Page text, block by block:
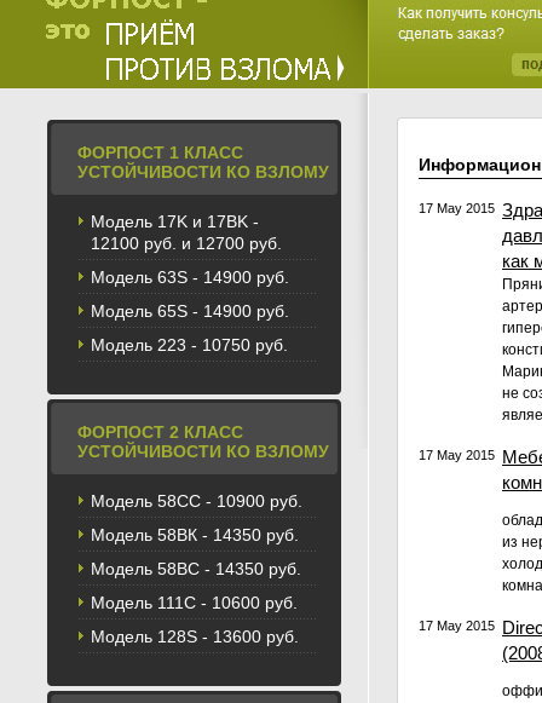
ФОРПОСТ 1 КЛАСС
УСТОЙЧИВОСТИ КО ВЗЛОМУ
Модель 17K и 17BK -
12100 руб. и 12700 руб.
Модель 63S - 14900 руб.
Модель 65S - 14900 руб.
Модель 223 - 10750 руб.
ФОРПОСТ 2 КЛАСС
УСТОЙЧИВОСТИ КО ВЗЛОМУ
Модель 58CС - 10900 руб.
Модель 58BК - 14350 руб.
Модель 58ВС - 14350 руб.
Модель 111С - 10600 руб.
Модель 128S - 13600 руб.
17 May 2015
как
не
17 May 2015
из
17 May 2015